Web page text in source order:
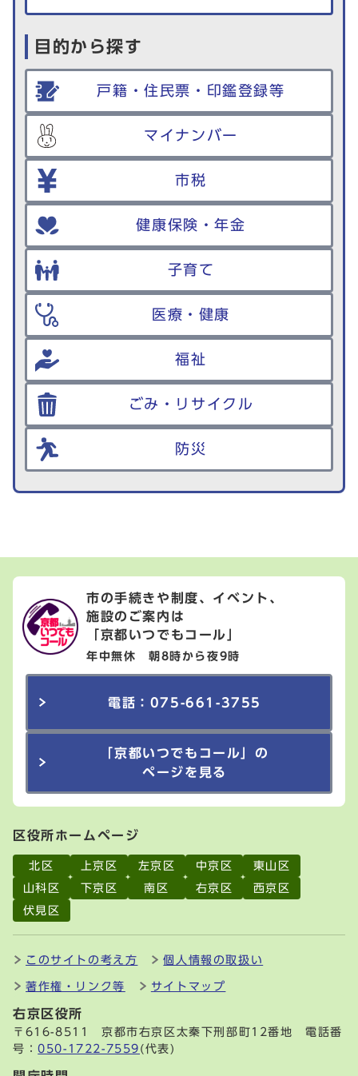
目的から探す
戸籍・住民票・印鑑登録等
マイナンバー
市税
健康保険・年金
子育て
医療・健康
福祉
ごみ・リサイクル
防災
市の手続きや制度、イベント、
施設のご案内は
「京都いつでもコール」
年中無休 朝8時から夜9時
電話：075-661-3755
「京都いつでもコール」の
ページを見る
区役所ホームページ
北区 上京区 左京区 中京区
東山区
山科区
下京区 南区 右京区
西京区
伏見区
このサイトの考え方 個人情報の取扱い
著作権・リンク等 サイトマップ
右京区役所
〒616-8511 京都市右京区太秦下刑部町12番地 電話番
号：050-1722-7559 (代表)